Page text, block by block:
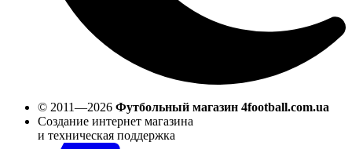
© 2011—2026 Футбольный магазин 4football.com.ua
Создание интернет магазина
и техническая поддержка